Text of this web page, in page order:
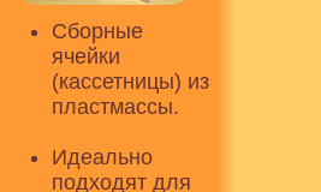
Сборные
ячейки
(кассетницы) из
пластмассы.
Идеально
подходят для